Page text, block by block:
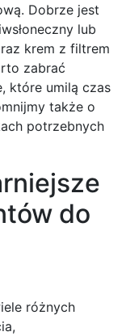
Dobrze jest
lub
krem z filtrem
zabrać
które umilą czas
także o
potrzebnych
do
różnych